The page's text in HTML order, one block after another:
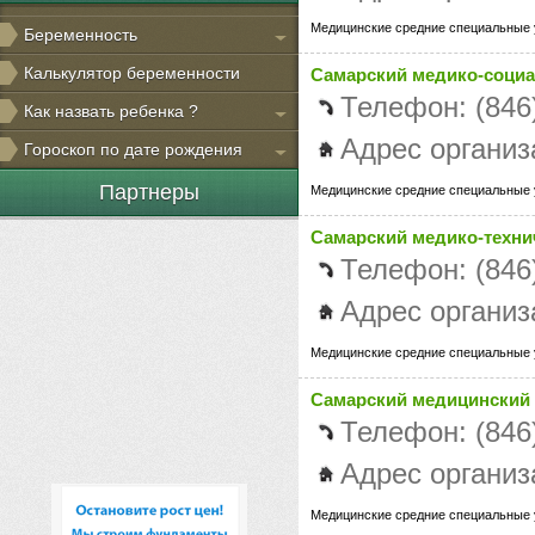
Беременность
Калькулятор беременности
Как назвать ребенка ?
Гороскоп по дате рождения
Партнеры
Медицинские средние
Самарский медико-
Телефон:
Адрес
Медицинские средние
Самарский медико-
Телефон:
Адрес
Медицинские средние
Самарский
Телефон:
Адрес
Медицинские средние